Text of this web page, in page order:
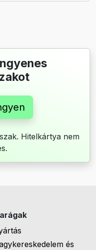
Hitelkártya nem
és